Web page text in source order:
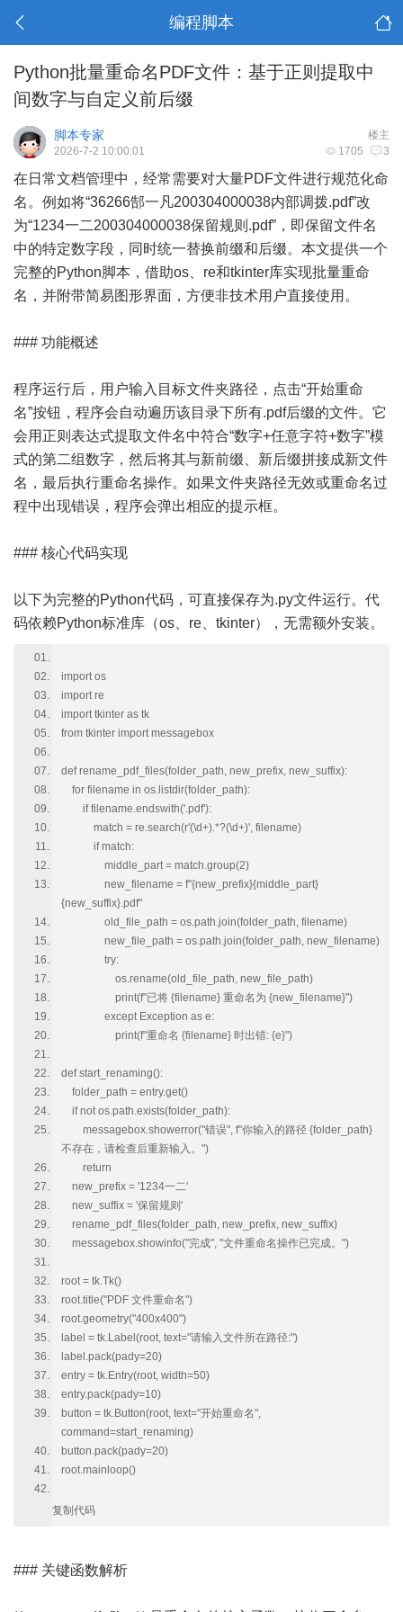
编程脚本
Python批量重命名PDF文件：基于正则提取中
间数字与自定义前后缀
楼主
脚本专家
1705 3
2026-7-2 10:00:01
在日常文档管理中，经常需要对大量PDF文件进行规范化命
名。例如将“36266郜一凡200304000038内部调拨.pdf”改
为“1234一二200304000038保留规则.pdf”，即保留文件名
中的特定数字段，同时统一替换前缀和后缀。本文提供一个
完整的Python脚本，借助os、re和tkinter库实现批量重命
名，并附带简易图形界面，方便非技术用户直接使用。
### 功能概述
程序运行后，用户输入目标文件夹路径，点击“开始重命
名”按钮，程序会自动遍历该目录下所有.pdf后缀的文件。它
会用正则表达式提取文件名中符合“数字+任意字符+数字”模
式的第二组数字，然后将其与新前缀、新后缀拼接成新文件
名，最后执行重命名操作。如果文件夹路径无效或重命名过
程中出现错误，程序会弹出相应的提示框。
### 核心代码实现
以下为完整的Python代码，可直接保存为.py文件运行。代
码依赖Python标准库（os、re、tkinter），无需额外安装。
import os
import re
import tkinter as tk
from tkinter import messagebox
def rename_pdf_files(folder_path, new_prefix, new_suffix):
for filename in os.listdir(folder_path):
if filename.endswith('.pdf'):
match = re.search(r'(\d+).*?(\d+)', filename)
if match:
middle_part = match.group(2)
new_filename = f"{new_prefix}{middle_part}
{new_suffix}.pdf"
old_file_path = os.path.join(folder_path, filename)
new_file_path = os.path.join(folder_path, new_filename)
try:
os.rename(old_file_path, new_file_path)
print(f"已将 {filename} 重命名为 {new_filename}")
except Exception as e:
print(f"重命名 {filename} 时出错: {e}")
def start_renaming():
folder_path = entry.get()
if not os.path.exists(folder_path):
messagebox.showerror("错误", f"你输入的路径 {folder_path}
不存在，请检查后重新输入。")
return
new_prefix = '1234一二'
new_suffix = '保留规则'
rename_pdf_files(folder_path, new_prefix, new_suffix)
messagebox.showinfo("完成", "文件重命名操作已完成。")
root = tk.Tk()
root.title("PDF 文件重命名")
root.geometry("400x400")
label = tk.Label(root, text="请输入文件所在路径:")
label.pack(pady=20)
entry = tk.Entry(root, width=50)
entry.pack(pady=10)
button = tk.Button(root, text="开始重命名",
command=start_renaming)
button.pack(pady=20)
root.mainloop()
复制代码
### 关键函数解析